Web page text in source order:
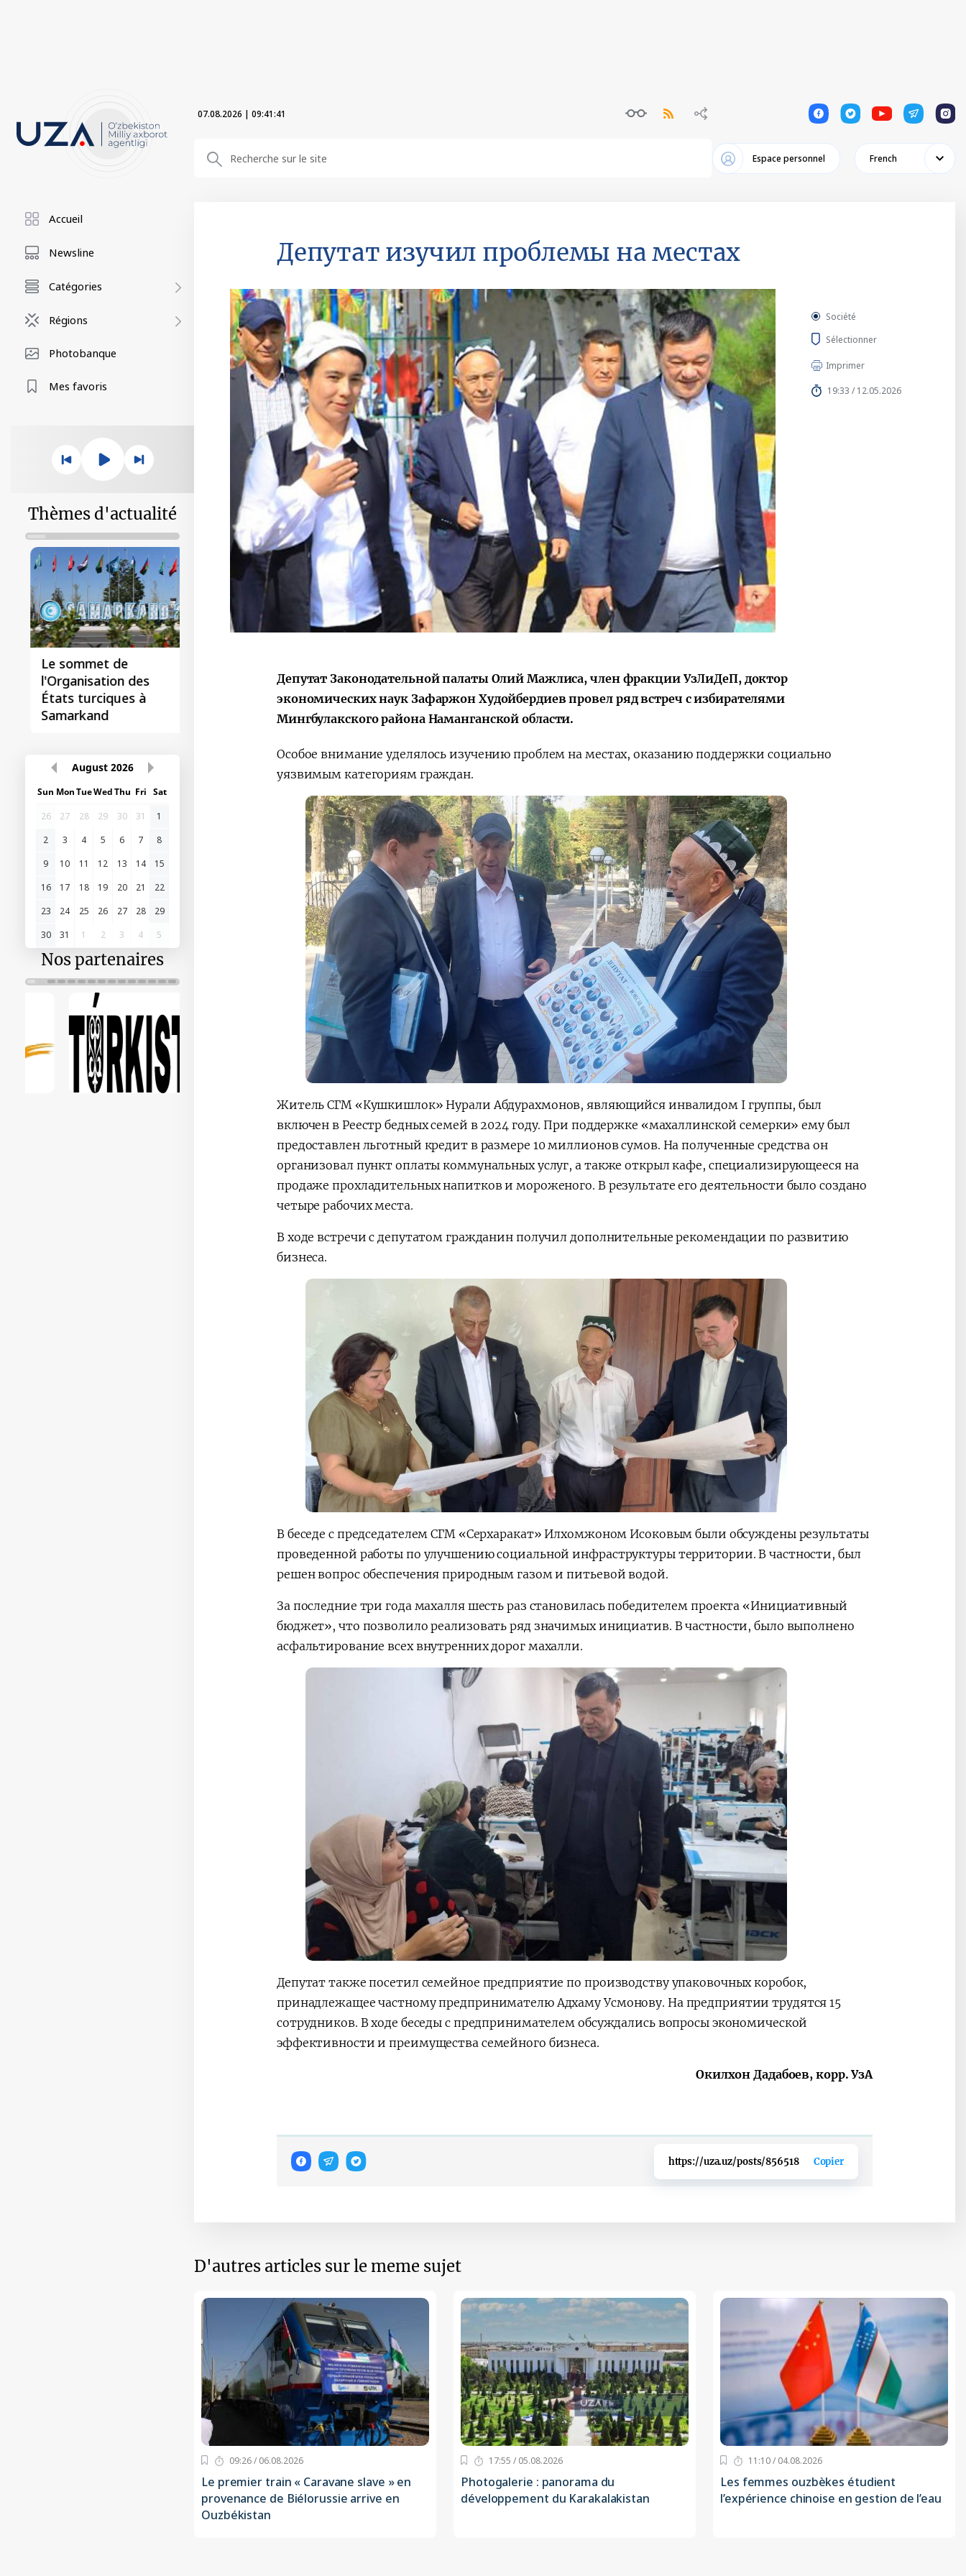
07.08.2026 | 09:41:43 1 1 1 1 1
Espace personnel French
Accueil
Newsline
Catégories
Régions
Photobanque
Mes favoris
Thèmes d'actualité
Le sommet de
l'Organisation des
États turciques à
Samarkand
August 2026
Sun MonTueWedThu Fri Sat
26
27 28 29 30 31
1
2
3 4 5 6 7
8
9
10 11 12 13 14
15
16
17 18 19 20 21
22
23
24 25 26 27 28
29
30
31 1 2 3 4 5
Nos partenaires
Депутат изучил проблемы на местах
Société
Sélectionner
Imprimer
19:33 / 12.05.2026
Депутат Законодательной палаты Олий Мажлиса, член фракции УзЛиДеП, доктор
экономических наук Зафаржон Худойбердиев провел ряд встреч с избирателями
Мингбулакского района Наманганской области.
Особое внимание уделялось изучению проблем на местах, оказанию поддержки социально
уязвимым категориям граждан.
Житель СГМ «Кушкишлок» Нурали Абдурахмонов, являющийся инвалидом I группы, был
включен в Реестр бедных семей в 2024 году. При поддержке «махаллинской семерки» ему был
предоставлен льготный кредит в размере 10 миллионов сумов. На полученные средства он
организовал пункт оплаты коммунальных услуг, а также открыл кафе, специализирующееся на
продаже прохладительных напитков и мороженого. В результате его деятельности было создано
четыре рабочих места.
В ходе встречи с депутатом гражданин получил дополнительные рекомендации по развитию
бизнеса.
В беседе с председателем СГМ «Серхаракат» Илхомжоном Исоковым были обсуждены результаты
проведенной работы по улучшению социальной инфраструктуры территории. В частности, был
решен вопрос обеспечения природным газом и питьевой водой.
За последние три года махалля шесть раз становилась победителем проекта «Инициативный
бюджет», что позволило реализовать ряд значимых инициатив. В частности, было выполнено
асфальтирование всех внутренних дорог махалли.
Депутат также посетил семейное предприятие по производству упаковочных коробок,
принадлежащее частному предпринимателю Адхаму Усмонову. На предприятии трудятся 15
сотрудников. В ходе беседы с предпринимателем обсуждались вопросы экономической
эффективности и преимущества семейного бизнеса.
Окилхон Дадабоев, корр. УзА
https://uza.uz/posts/856518 Copier
D'autres articles sur le meme sujet
09:26 / 06.08.2026
Le premier train « Caravane slave » en
provenance de Biélorussie arrive en
Ouzbékistan
17:55 / 05.08.2026
Photogalerie : panorama du
développement du Karakalakistan
11:10 / 04.08.2026
Les femmes ouzbèkes étudient
l’expérience chinoise en gestion de l’eau